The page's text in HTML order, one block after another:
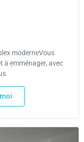
moderneVous
à emménager, avec